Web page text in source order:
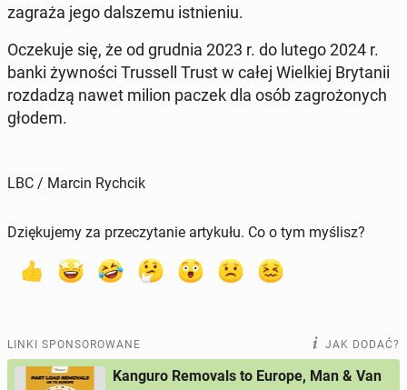
zagraża jego dal­sze­mu ist­nie­niu.
Ocze­ku­je się, że od grudnia 2023 r. do lutego 2024 r.
banki żyw­no­ści Trus­sell Trust w całej Wiel­kiej Bry­ta­nii
roz­da­dzą nawet milion paczek dla osób za­gro­żo­nych
głodem.
LBC / Marcin Rychcik
Dziękujemy za przeczytanie artykułu. Co o tym myślisz?
LINKI SPONSOROWANE JAK DODAĆ?
Kanguro Removals to Europe, Man & Van